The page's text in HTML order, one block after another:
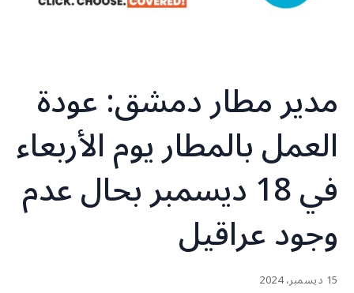
مدير مطار دمشق: عودة
العمل بالمطار يوم الأربعاء
في 18 ديسمبر بحال عدم
وجود عراقيل
15 ديسمبر، 2024